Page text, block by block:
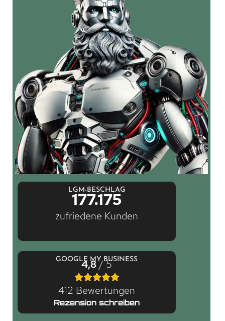
LGM-BESCHLAG
177.175
zufriedene Kunden
GOOGLE MY BUSINESS
4,8/ 5
412 Bewertungen
Rezension schreiben